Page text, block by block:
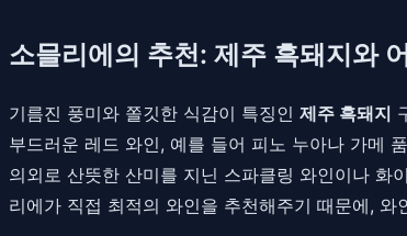
소믈리에의 추천: 제주 흑돼지와
기름진 풍미와 쫄깃한 식감이 특징인 제주 흑돼지
부드러운 레드 와인, 예를 들어 피노 누아나 가메
의외로 산뜻한 산미를 지닌 스파클링 와인이나 화
리에가 직접 최적의 와인을 추천해주기 때문에,